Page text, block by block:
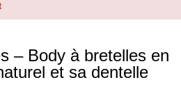
– Body à bretelles en
et sa dentelle